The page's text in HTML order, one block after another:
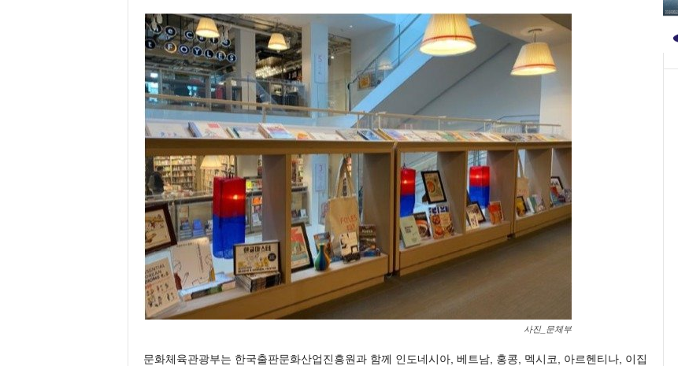
사진_문체부
문화체육관광부는 한국출판문화산업진흥원과 함께 인도네시아, 베트남, 홍콩, 멕시코, 아르헨티나, 이집